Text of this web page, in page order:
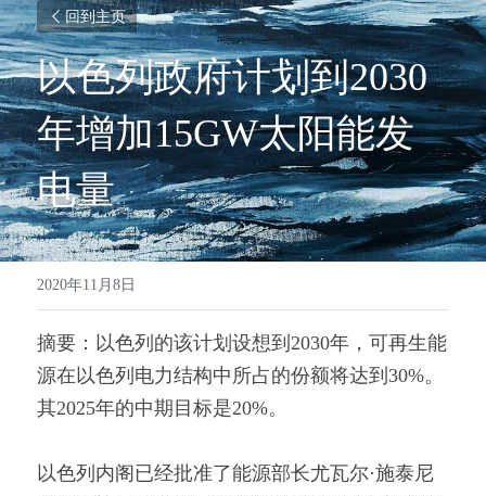
回到主页
以色列政府计划到2030
年增加15GW太阳能发
电量
2020年11月8日
摘要：以色列的该计划设想到2030年，可再生能
源在以色列电力结构中所占的份额将达到30%。
其2025年的中期目标是20%。
以色列内阁已经批准了能源部长尤瓦尔·施泰尼